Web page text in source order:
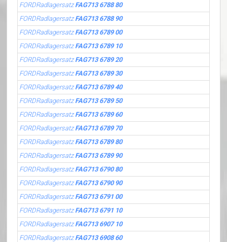
FORDRadlagersatzFAG713 6788 80
FORDRadlagersatzFAG713 6788 90
FORDRadlagersatzFAG713 6789 00
FORDRadlagersatzFAG713 6789 10
FORDRadlagersatzFAG713 6789 20
FORDRadlagersatzFAG713 6789 30
FORDRadlagersatzFAG713 6789 40
FORDRadlagersatzFAG713 6789 50
FORDRadlagersatzFAG713 6789 60
FORDRadlagersatzFAG713 6789 70
FORDRadlagersatzFAG713 6789 80
FORDRadlagersatzFAG713 6789 90
FORDRadlagersatzFAG713 6790 80
FORDRadlagersatzFAG713 6790 90
FORDRadlagersatzFAG713 6791 00
FORDRadlagersatzFAG713 6791 10
FORDRadlagersatzFAG713 6907 10
FORDRadlagersatzFAG713 6908 60